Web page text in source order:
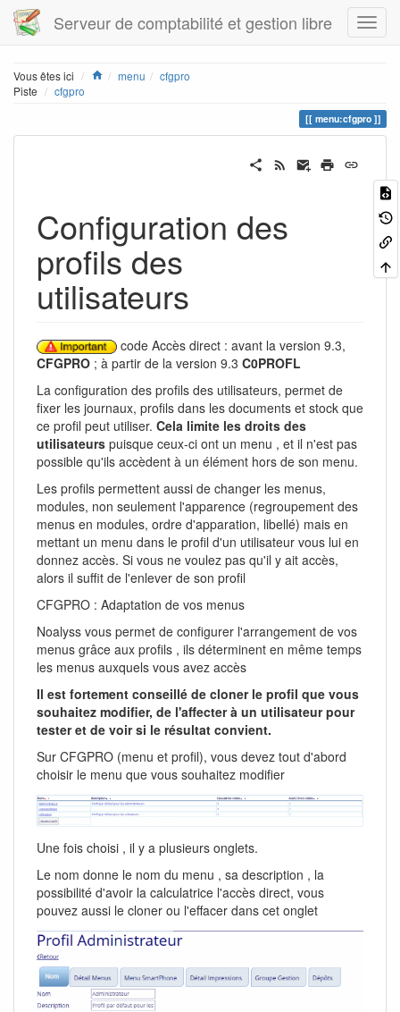
Serveur de comptabilité et gestion libre
Vous êtes ici Home
menu
cfgpro
Piste
cfgpro
menu:cfgpro
Configuration des
profils des
utilisateurs
code Accès direct : avant la version 9.3,
CFGPRO ; à partir de la version 9.3 C0PROFL
La configuration des profils des utilisateurs, permet de
fixer les journaux, profils dans les documents et stock que
ce profil peut utiliser. Cela limite les droits des
utilisateurs puisque ceux-ci ont un menu , et il n'est pas
possible qu'ils accèdent à un élément hors de son menu.
Les profils permettent aussi de changer les menus,
modules, non seulement l'apparence (regroupement des
menus en modules, ordre d'apparation, libellé) mais en
mettant un menu dans le profil d'un utilisateur vous lui en
donnez accès. Si vous ne voulez pas qu'il y ait accès,
alors il suffit de l'enlever de son profil
CFGPRO : Adaptation de vos menus
Noalyss vous permet de configurer l'arrangement de vos
menus grâce aux profils , ils déterminent en même temps
les menus auxquels vous avez accès
Il est fortement conseillé de cloner le profil que vous
souhaitez modifier, de l'affecter à un utilisateur pour
tester et de voir si le résultat convient.
Sur CFGPRO (menu et profil), vous devez tout d'abord
choisir le menu que vous souhaitez modifier
Une fois choisi , il y a plusieurs onglets.
Le nom donne le nom du menu , sa description , la
possibilité d'avoir la calculatrice l'accès direct, vous
pouvez aussi le cloner ou l'effacer dans cet onglet